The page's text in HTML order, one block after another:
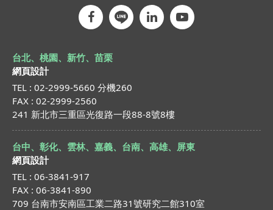
台北、桃園、新竹、苗栗
網頁設計
TEL : 02-2999-5660 分機260
FAX : 02-2999-2560
241 新北市三重區光復路一段88-8號8樓
台中、彰化、雲林、嘉義、台南、高雄、屏東
網頁設計
TEL : 06-3841-917
FAX : 06-3841-890
709 台南市安南區工業二路31號研究二館310室